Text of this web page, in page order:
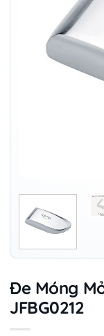
Đe Móng
JFBG0212